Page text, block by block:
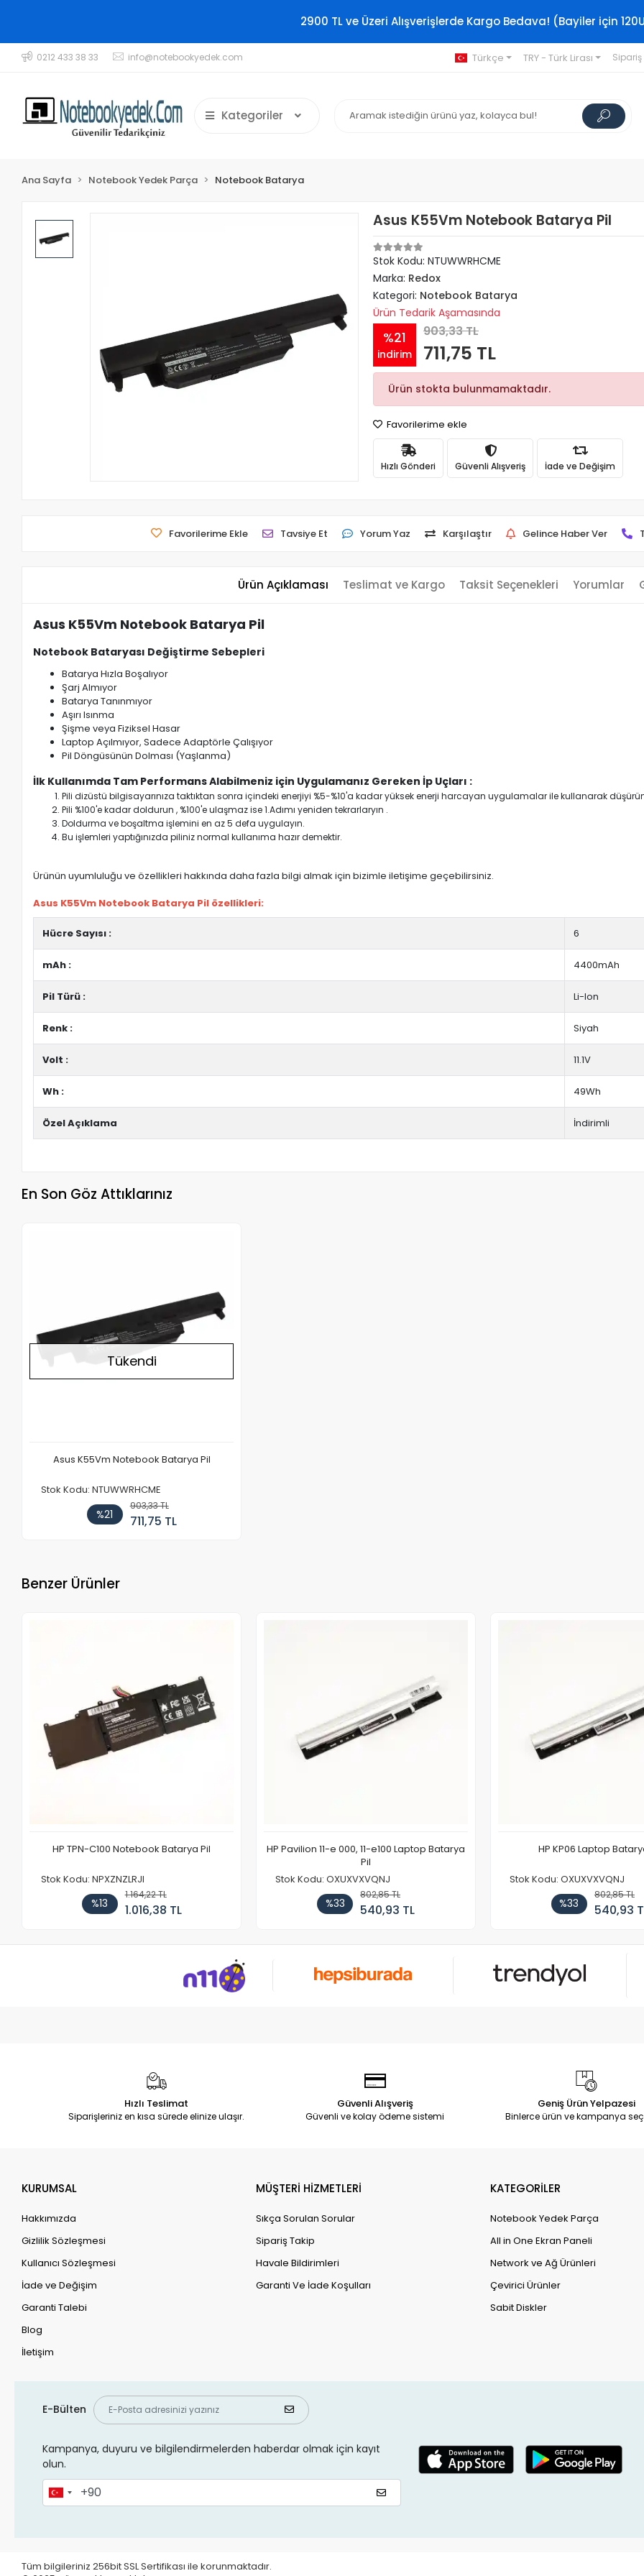
2900 TL ve Üzeri Alışverişlerde Kargo Bedava! (Bayiler için
0212 433 38 33 info@notebookyedek.com Türkçe TRY - Türk Lirası
Kategoriler
Ana Sayfa Notebook Yedek Parça Notebook Batarya
Asus K55Vm Notebook Batarya Pil
Stok Kodu: NTUWWRHCME
Marka: Redox
Kategori: Notebook Batarya
Ürün Tedarik Aşamasında
%21
indirim
903,33 TL
711,75 TL
Ürün stokta bulunmamaktadır.
Favorilerime ekle
Hızlı Gönderi Güvenli Alışveriş İade ve Değişim
Favorilerime Ekle Tavsiye Et Yorum Yaz Karşılaştır Gelince Haber Ver
Ürün Açıklaması Teslimat ve Kargo Taksit Seçenekleri Yorumlar
Asus K55Vm Notebook Batarya Pil
Notebook Bataryası Değiştirme Sebepleri
Batarya Hızla Boşalıyor
Şarj Almıyor
Batarya Tanınmıyor
Aşırı Isınma
Şişme veya Fiziksel Hasar
Laptop Açılmıyor, Sadece Adaptörle Çalışıyor
Pil Döngüsünün Dolması (Yaşlanma)
İlk Kullanımda Tam Performans Alabilmeniz için Uygulamanız Gereken İp Uçları :
Pili dizüstü bilgisayarınıza taktıktan sonra içindeki enerjiyi %5-%10'a kadar yüksek enerji harcayan uygulamalar ile kullanarak
Pili %100'e kadar doldurun , %100'e ulaşmaz ise 1.Adımı yeniden tekrarlaryın .
Doldurma ve boşaltma işlemini en az 5 defa uygulayın.
Bu işlemleri yaptığınızda piliniz normal kullanıma hazır demektir.
Ürünün uyumluluğu ve özellikleri hakkında daha fazla bilgi almak için bizimle iletişime geçebilirsiniz.
Asus K55Vm Notebook Batarya Pil özellikleri:
Hücre Sayısı : 6
mAh : 4400mAh
Pil Türü : Li-Ion
Renk : Siyah
Volt : 11.1V
Wh : 49Wh
Özel Açıklama İndirimli
En Son Göz Attıklarınız
Tükendi
Asus K55Vm Notebook Batarya Pil
Stok Kodu: NTUWWRHCME
%21
903,33 TL
711,75 TL
Benzer Ürünler
HP TPN-C100 Notebook Batarya Pil
Stok Kodu: NPXZNZLRJI
%13
1.164,22 TL
1.016,38 TL
HP Pavilion 11-e 000, 11-e100 Laptop Batarya
Pil
Stok Kodu: OXUXVXVQNJ
%33
802,85 TL
540,93 TL
HP KP06 Laptop
Stok Kodu: OXUXVXVQNJ
%33
802,85 TL
540,93
Hızlı Teslimat
Siparişleriniz en kısa sürede elinize ulaşır.
Güvenli Alışveriş
Güvenli ve kolay ödeme sistemi
Geniş Ürün Yelpazesi
Binlerce ürün ve kampanya
KURUMSAL
Hakkımızda
Gizlilik Sözleşmesi
Kullanıcı Sözleşmesi
İade ve Değişim
Garanti Talebi
Blog
İletişim
MÜŞTERİ HİZMETLERİ
Sıkça Sorulan Sorular
Sipariş Takip
Havale Bildirimleri
Garanti Ve İade Koşulları
KATEGORİLER
Notebook Yedek Parça
All in One Ekran Paneli
Network ve Ağ Ürünleri
Çevirici Ürünler
Sabit Diskler
E-Bülten
Kampanya, duyuru ve bilgilendirmelerden haberdar olmak için kayıt
olun.
Tüm bilgileriniz 256bit SSL Sertifikası ile korunmaktadır.